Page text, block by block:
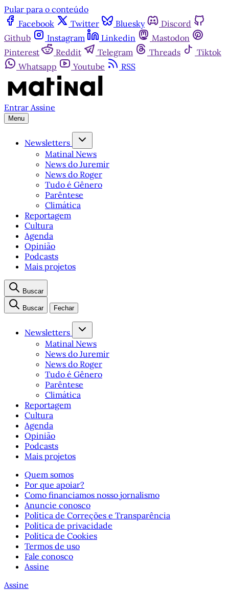
Pular para o conteúdo
Facebook
Twitter Bluesky
Discord
Github
Instagram Linkedin
Mastodon
Pinterest
Reddit Telegram Threads
Tiktok
Whatsapp
Youtube RSS
Entrar Assine
Menu
Newsletters
Matinal News
News do Juremir
News do Roger
Tudo é Gênero
Parêntese
Climática
Reportagem
Cultura
Agenda
Opinião
Podcasts
Mais projetos
Buscar
Buscar Fechar
Newsletters
Matinal News
News do Juremir
News do Roger
Tudo é Gênero
Parêntese
Climática
Reportagem
Cultura
Agenda
Opinião
Podcasts
Mais projetos
Quem somos
Por que apoiar?
Como financiamos nosso jornalismo
Anuncie conosco
Política de Correções e Transparência
Política de privacidade
Política de Cookies
Termos de uso
Fale conosco
Assine
Assine